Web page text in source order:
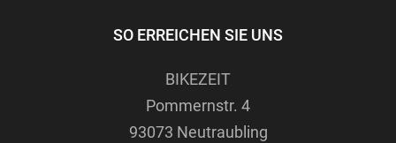
SO ERREICHEN SIE UNS
BIKEZEIT
Pommernstr. 4
93073 Neutraubling